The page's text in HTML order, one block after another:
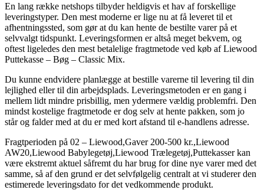
En lang række netshops tilbyder heldigvis et hav af forskellige
leveringstyper. Den mest moderne er lige nu at få leveret til et
afhentningssted, som gør at du kan hente de bestilte varer på et
selvvalgt tidspunkt. Leveringsformen er altså meget bekvem, og
oftest ligeledes den mest betalelige fragtmetode ved køb af Liewood
Puttekasse – Bøg – Classic Mix.
Du kunne endvidere planlægge at bestille varerne til levering til din
lejlighed eller til din arbejdsplads. Leveringsmetoden er en gang i
mellem lidt mindre prisbillig, men ydermere vældig problemfri. Den
mindst kostelige fragtmetode er dog selv at hente pakken, som jo
står og falder med at du er med kort afstand til e-handlens adresse.
Fragtperioden på 02 – Liewood,Gaver 200-500 kr.,Liewood
AW20,Liewood Babylegetøj,Liewood Trælegetøj,Puttekasser kan
være ekstremt aktuel såfremt du har brug for dine nye varer med det
samme, så af den grund er det selvfølgelig centralt at vi studerer den
estimerede leveringsdato for det vedkommende produkt.